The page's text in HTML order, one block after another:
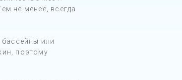
не менее, всегда
или
поэтому